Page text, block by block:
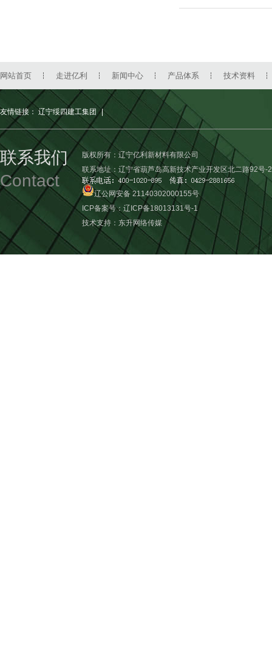
网站首页 走进亿利 新闻中心 产品体系 技术资料
友情链接： 辽宁绥四建工集团 |
联系我们
Contact
版权所有：辽宁亿利新材料有限公司
联系地址：辽宁省葫芦岛高新技术产业开发区北二路92号-2
辽公网安备 21140302000155号
ICP备案号： 辽ICP备18013131号-1
技术支持： 东升网络传媒